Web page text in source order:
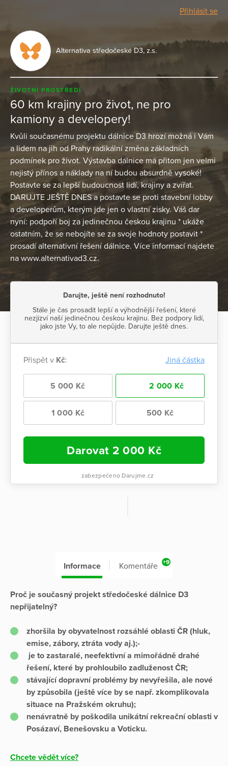
Přihlásit se
Alternativa středočeské D3, z.s.
ŽIVOTNÍ PROSTŘEDÍ
60 km krajiny pro život, ne pro
kamiony a developery!
Kvůli současnému projektu dálnice D3 hrozí možná i Vám
a lidem na jih od Prahy radikální změna základních
podmínek pro život. Výstavba dálnice má přitom jen velmi
nejistý přínos a náklady na ní budou absurdně vysoké!
Postavte se za lepší budoucnost lidí, krajiny a zvířat.
DARUJTE JEŠTĚ DNES a postavte se proti stavební lobby
a developerům, kterým jde jen o vlastní zisky. Váš dar
nyní: podpoří boj za jedinečnou českou krajinu * ukáže
ostatním, že se nebojíte se za svoje hodnoty postavit *
prosadí alternativní řešení dálnice. Více informací najdete
na www.alternativad3.cz.
Darujte, ještě není rozhodnuto!
Stále je čas prosadit lepší a výhodnější řešení, které
nezjizví naší jedinečnou českou krajinu. Bez podpory lidí,
jako jste Vy, to ale nepůjde. Darujte ještě dnes.
Přispět v Kč: Jiná částka
5 000 Kč 2 000 Kč
1 000 Kč 500 Kč
Darovat 2 000 Kč
zabezpečeno Darujme.cz
Informace Komentáře +9
Proč je současný projekt středočeské dálnice D3
nepřijatelný?
zhoršila by obyvatelnost rozsáhlé oblasti ČR (hluk,
emise, zábory, ztráta vody aj.);-
je to zastaralé, neefektivní a mimořádně drahé
řešení, které by prohloubilo zadluženost ČR;
stávající dopravní problémy by nevyřešila, ale nové
by způsobila (ještě více by se např. zkomplikovala
situace na Pražském okruhu);
nenávratně by poškodila unikátní rekreační oblasti v
Posázaví, Benešovsku a Voticku.
Chcete vědět více?